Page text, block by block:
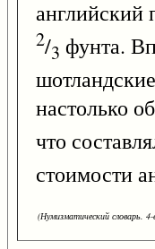
английский
2/3 фунта.
настолько
что
стоимости
(Нумизматический словарь.